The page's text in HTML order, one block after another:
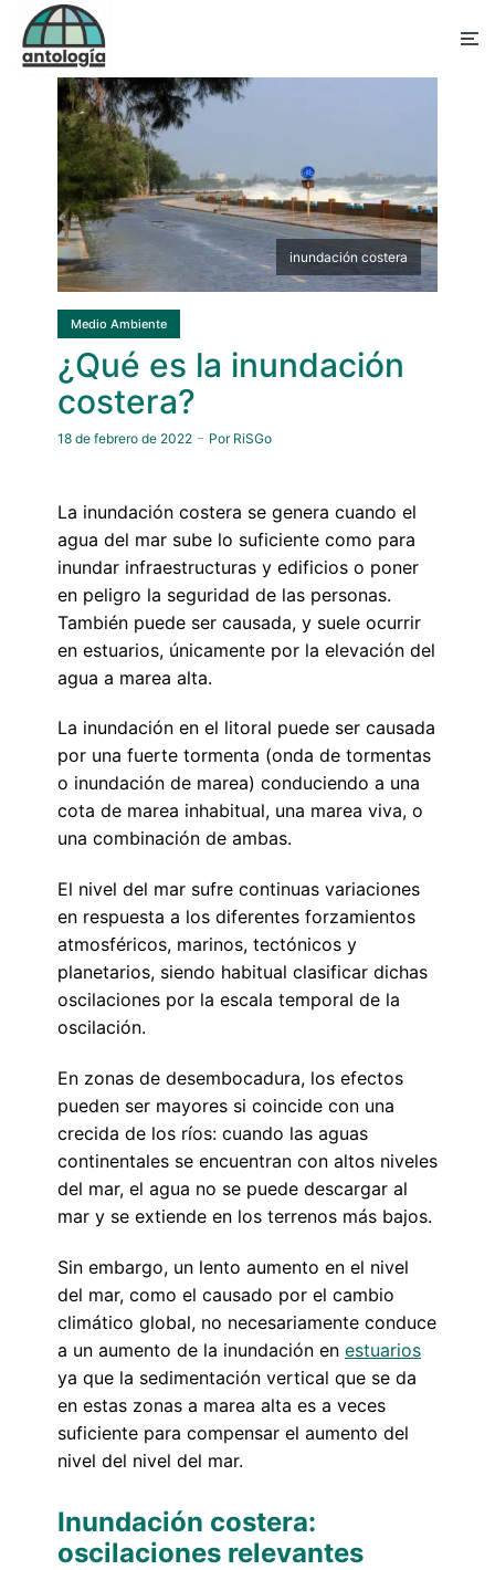
inundación costera
Medio Ambiente
¿Qué es la inundación
costera?
18 de febrero de 2022 Por RiSGo
La inundación costera se genera cuando el
agua del mar sube lo suficiente como para
inundar infraestructuras y edificios o poner
en peligro la seguridad de las personas.
También puede ser causada, y suele ocurrir
en estuarios, únicamente por la elevación del
agua a marea alta.
La inundación en el litoral puede ser causada
por una fuerte tormenta (onda de tormentas
o inundación de marea) conduciendo a una
cota de marea inhabitual, una marea viva, o
una combinación de ambas.
El nivel del mar sufre continuas variaciones
en respuesta a los diferentes forzamientos
atmosféricos, marinos, tectónicos y
planetarios, siendo habitual clasificar dichas
oscilaciones por la escala temporal de la
oscilación.
En zonas de desembocadura, los efectos
pueden ser mayores si coincide con una
crecida de los ríos: cuando las aguas
continentales se encuentran con altos niveles
del mar, el agua no se puede descargar al
mar y se extiende en los terrenos más bajos.
Sin embargo, un lento aumento en el nivel
del mar, como el causado por el cambio
climático global, no necesariamente conduce
a un aumento de la inundación en estuarios
ya que la sedimentación vertical que se da
en estas zonas a marea alta es a veces
suficiente para compensar el aumento del
nivel del nivel del mar.
Inundación costera:
oscilaciones relevantes